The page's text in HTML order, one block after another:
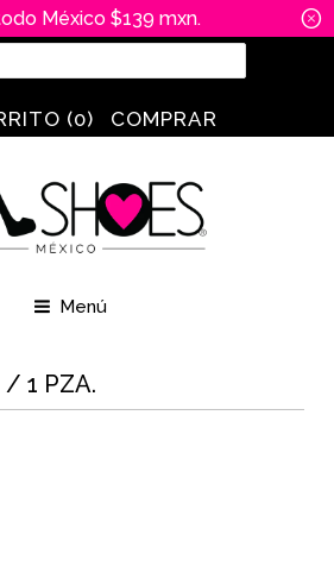
México $139 mxn. ␡
(0) COMPRAR
Menú
/ 1 PZA.